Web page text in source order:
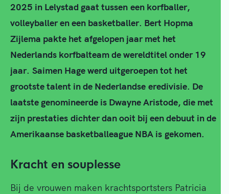
2025 in Lelystad gaat tussen een korfballer,
volleyballer en een basketballer. Bert Hopma
Zijlema pakte het afgelopen jaar met het
Nederlands korfbalteam de wereldtitel onder 19
jaar. Saimen Hage werd uitgeroepen tot het
grootste talent in de Nederlandse eredivisie. De
laatste genomineerde is Dwayne Aristode, die met
zijn prestaties dichter dan ooit bij een debuut in de
Amerikaanse basketballeague NBA is gekomen.
Kracht en souplesse
Bij de vrouwen maken krachtsportsters Patricia